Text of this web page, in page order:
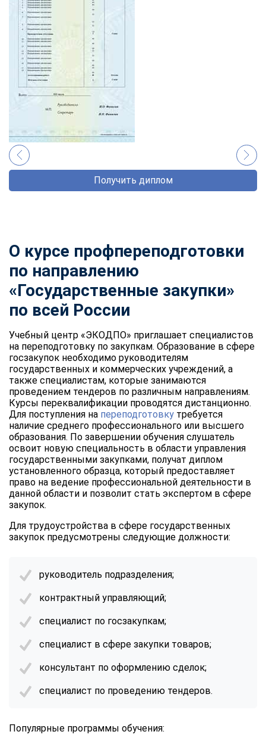
Получить диплом
О курсе профпереподготовки
по направлению
«Государственные закупки»
по всей России
Учебный центр «ЭКОДПО» приглашает специалистов
на переподготовку по закупкам. Образование в сфере
госзакупок необходимо руководителям
государственных и коммерческих учреждений, а
также специалистам, которые занимаются
проведением тендеров по различным направлениям.
Курсы переквалификации проводятся дистанционно.
Для поступления на переподготовку требуется
наличие среднего профессионального или высшего
образования. По завершении обучения слушатель
освоит новую специальность в области управления
государственными закупками, получат диплом
установленного образца, который предоставляет
право на ведение профессиональной деятельности в
данной области и позволит стать экспертом в сфере
закупок.
Для трудоустройства в сфере государственных
закупок предусмотрены следующие должности:
руководитель подразделения;
контрактный управляющий;
специалист по госзакупкам;
специалист в сфере закупки товаров;
консультант по оформлению сделок;
специалист по проведению тендеров.
Популярные программы обучения: